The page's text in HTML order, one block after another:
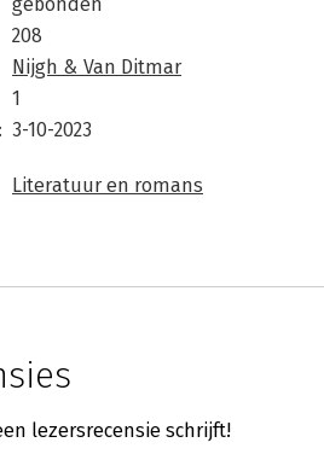
208
Nijgh & Van Ditmar
1
3-10-2023
Literatuur en romans
lezersrecensie schrijft!